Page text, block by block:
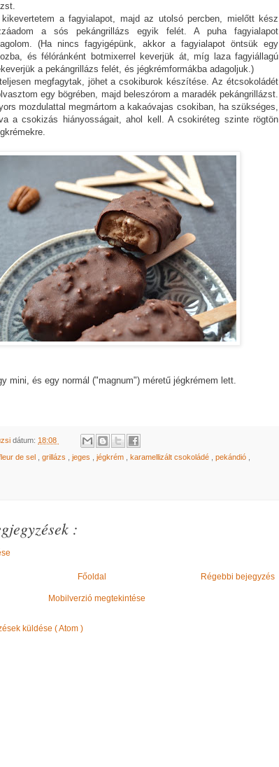
kikevertetem a fagyialapot, majd az utolsó percben, mielőtt kész
a sós pekángrillázs egyik felét. A puha fagyialapot
(Ha nincs fagyigépünk, akkor a fagyialapot öntsük egy
és félóránként botmixerrel keverjük át, míg laza fagyiállagú
a pekángrillázs felét, és jégkrémformákba adagoljuk.)
megfagytak, jöhet a csokiburok készítése. Az étcsokoládét
egy bögrében, majd beleszórom a maradék pekángrillázst.
mozdulattal megmártom a kakaóvajas csokiban, ha szükséges,
a csokizás hiányosságait, ahol kell. A csokiréteg szinte rögtön
mini, és egy normál ("magnum") méretű jégkrémem lett.
dátum: 18:08
de sel grillázs jeges jégkrém karamellizált csokoládé pekándió
:
Régebbi bejegyzés
Főoldal
Mobilverzió megtekintése
küldése ( Atom )